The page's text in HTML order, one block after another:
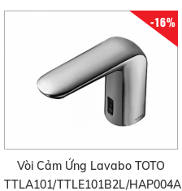
-16%
Vòi Cảm Ứng Lavabo TOTO
TTLA101/TTLE101B2L/HAP004A